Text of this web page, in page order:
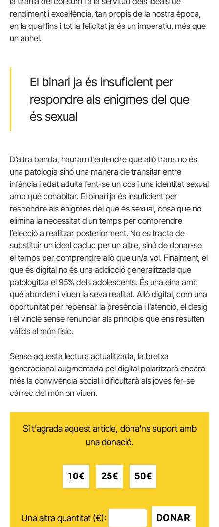
rendiment i excel·lència, tan propis de la nostra època,
en la qual fins i tot la felicitat ja és un imperatiu, més que
un anhel.
El binari ja és insuficient per
respondre als enigmes del que
és sexual
D’altra banda, hauran d’entendre que allò trans no és
una patologia sinó una manera de transitar entre
infància i edat adulta fent-se un cos i una identitat sexual
amb què cohabitar. El binari ja és insuficient per
respondre als enigmes del que és sexual, cosa que no
elimina la necessitat d’un temps per comprendre
l’elecció a realitzar posteriorment. No es tracta de
substituir un ideal caduc per un altre, sinó de donar-se
el temps per comprendre allò que un/a vol. Finalment, el
que és digital no és una addicció generalitzada que
patologitza el 95% dels adolescents. És una eina amb
què aborden i viuen la seva realitat. Allò digital, com una
oportunitat per repensar la presència i l’atenció, el desig
i el vincle sense renunciar als principis que ens resulten
vàlids al món físic.
Sense aquesta lectura actualitzada, la bretxa
generacional augmentada pel digital polaritzarà encara
més la convivència social i dificultarà als joves fer-se
càrrec del món on viuen.
Si t'agrada aquest article, dóna'ns suport amb
una donació.
10€ 25€ 50€
Una altra quantitat (€): DONAR